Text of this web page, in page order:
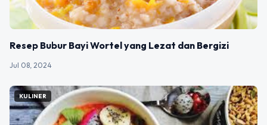
Resep Bubur Bayi Wortel yang Lezat dan Bergizi
Jul 08, 2024
KULINER